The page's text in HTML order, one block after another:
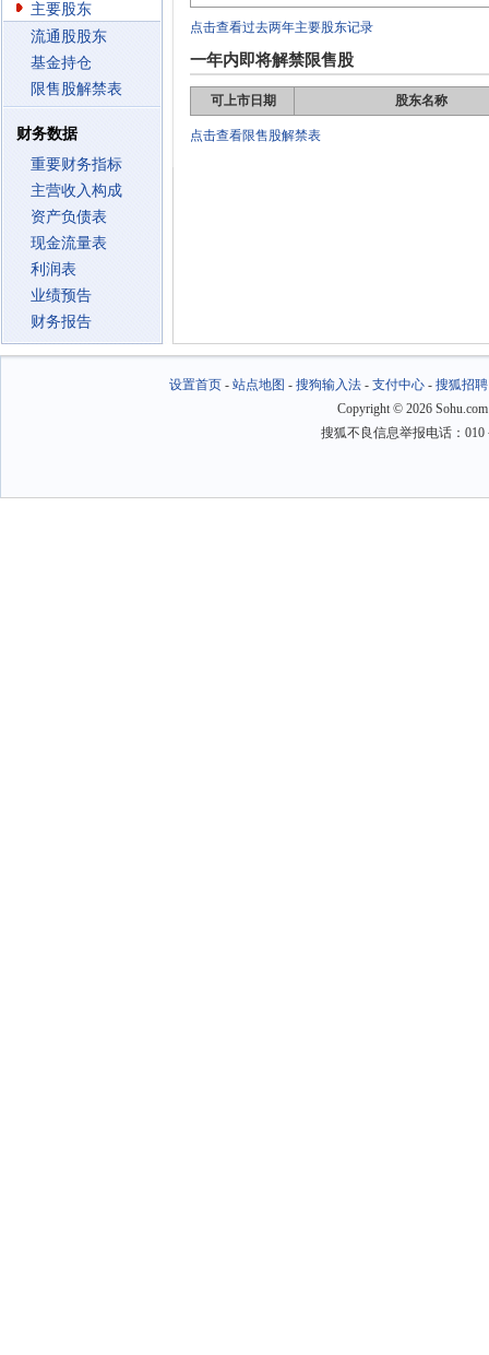
主要股东
流通股股东
基金持仓
限售股解禁表
财务数据
重要财务指标
主营收入构成
资产负债表
现金流量表
利润表
业绩预告
财务报告
点击查看过去两年主要股东记录
一年内即将解禁限售股
可上市日期 股东名称
点击查看限售股解禁表
设置首页- 站点地图 - 搜狗输入法- 支付中心- 搜狐招聘
Copyright © 2026
搜狐不良信息举报电话：010